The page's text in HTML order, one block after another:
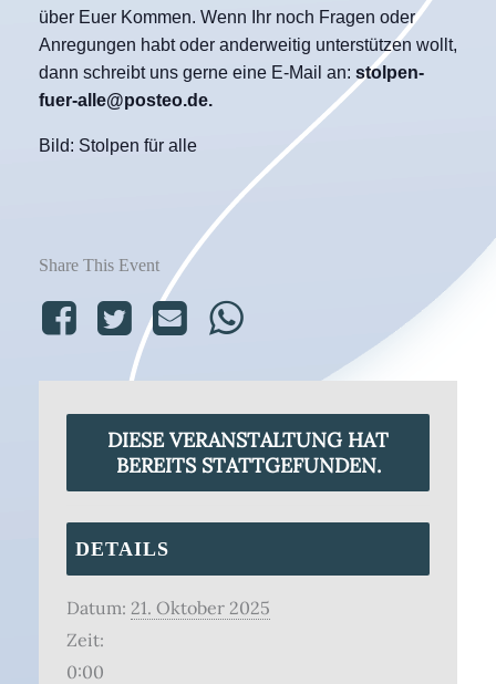
über Euer Kommen. Wenn Ihr noch Fragen oder
Anregungen habt oder anderweitig unterstützen wollt,
dann schreibt uns gerne eine E-Mail an: stolpen-
fuer-alle@posteo.de.
Bild: Stolpen für alle
Share This Event
DIESE VERANSTALTUNG HAT
BEREITS STATTGEFUNDEN.
DETAILS
Datum: 21. Oktober 2025
Zeit:
0:00